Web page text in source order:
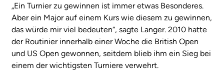
„Ein Turnier zu gewinnen ist immer etwas Besonderes.
Aber ein Major auf einem Kurs wie diesem zu gewinnen,
das würde mir viel bedeuten“, sagte Langer. 2010 hatte
der Routinier innerhalb einer Woche die British Open
und US Open gewonnen, seitdem blieb ihm ein Sieg bei
einem der wichtigsten Turniere verwehrt.